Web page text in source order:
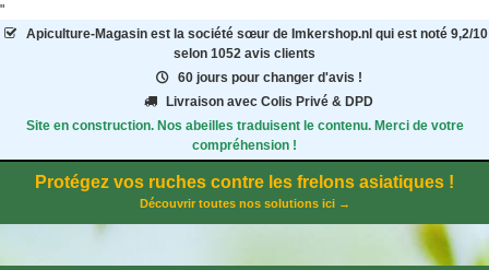
"
Apiculture-Magasinest la société sœur de Imkershop.nl qui est noté 9,2/10
selon 1052 avis clients
60 jours pour changer d'avis !
Livraison avec Colis Privé & DPD
Site en construction. Nos abeilles traduisent le contenu. Merci de votre
compréhension !
Protégez vos ruches contre les frelons asiatiques !
Découvrir toutes nos solutions ici →